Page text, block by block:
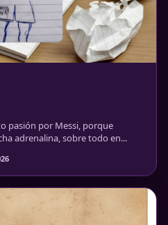
pasión por Messi, porque
adrenalina, sobre todo en...